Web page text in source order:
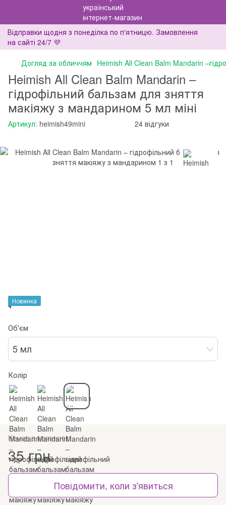
Відправки щодня з понеділка по п'ятницю. Замовлення
на сайті 24/7 💜
Догляд за обличчям Heimish All Clean Balm Mandarin
Heimish All Clean Balm Mandarin –
гідрофільний бальзам для зняття
макіяжу з мандарином 5 мл міні
Артикул: heimish49mini 24 відгуки
Новинка
Об'єм
5 мл
Колір
Немає в наявності
35 грн
Повідомити, коли з'явиться